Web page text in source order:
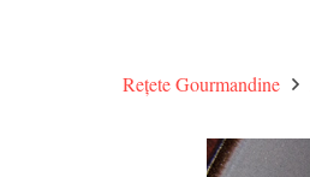
Rețete Gourmandine